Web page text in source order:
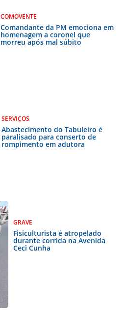
COMOVENTE
Comandante da PM emociona em
homenagem a coronel que
morreu após mal súbito
SERVIÇOS
Abastecimento do Tabuleiro é
paralisado para conserto de
rompimento em adutora
GRAVE
Fisiculturista é atropelado
durante corrida na Avenida
Ceci Cunha